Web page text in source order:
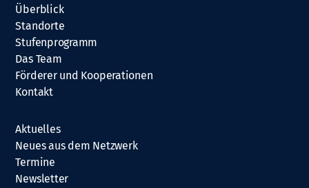
Überblick
Standorte
Stufenprogramm
Das Team
Förderer und Kooperationen
Kontakt
Aktuelles
Neues aus dem Netzwerk
Termine
Newsletter